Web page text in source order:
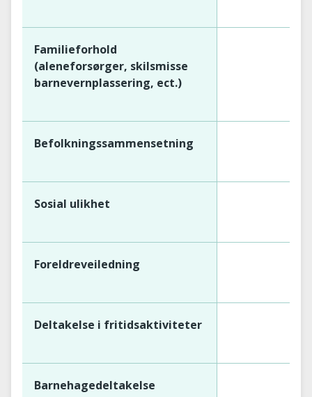
Familieforhold
(aleneforsørger, skilsmisse
barnevernplassering, ect.)
Befolkningssammensetning
Sosial ulikhet
Foreldreveiledning
Deltakelse i fritidsaktiviteter
Barnehagedeltakelse